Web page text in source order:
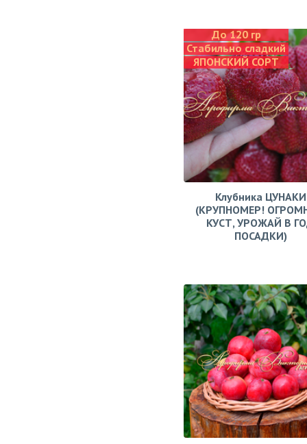
До 120 гр
Стабильно сладкий
ЯПОНСКИЙ СОРТ
Клубника ЦУНАКИ
(КРУПНОМЕР!
КУСТ, УРОЖАЙ В
ПОСАДКИ)